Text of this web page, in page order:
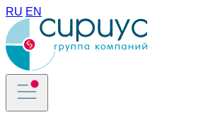
RU EN